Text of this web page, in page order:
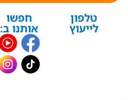
טלפון
לייעוץ
חפשו
אותנו ב: